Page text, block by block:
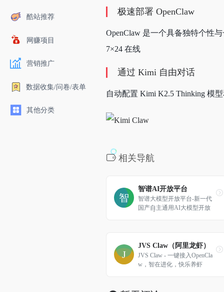
酷站推荐
网赚项目
营销推广
数据收集/问卷/表单
其他分类
极速部署 OpenClaw
OpenClaw 是一个具备独特个性
7×24 在线
通过 Kimi 自由对话
自动配置 Kimi K2.5 Thinking 模
相关导航
智谱AI开放平台
智谱大模型开放平台-新一代
国产自主通用AI大模型开放
JVS Claw（阿里龙虾）
JVS Claw - 一键接入OpenCla
w，智在进化，快乐养虾